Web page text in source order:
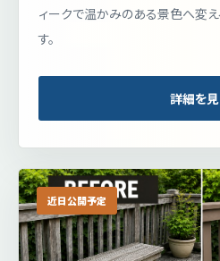
ィークで温かみのある景色へ変
す。
詳細を
近日公開予定